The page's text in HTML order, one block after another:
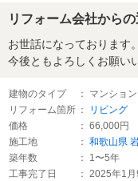
リフォーム会社から
お世話になっております。
今後ともよろしくお願い
建物のタイプ
： マンション
リフォーム箇所 ：
リビング
価格
： 66,000円
施工地
： 和歌山県
築年数
： 1〜5年
工事完了日
： 2025年1月